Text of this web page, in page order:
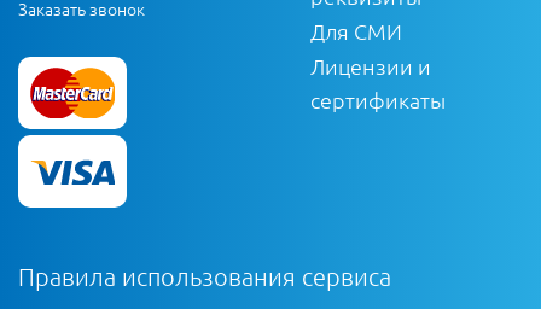
Заказать звонок
Для СМИ
Лицензии и
сертификаты
Правила использования сервиса